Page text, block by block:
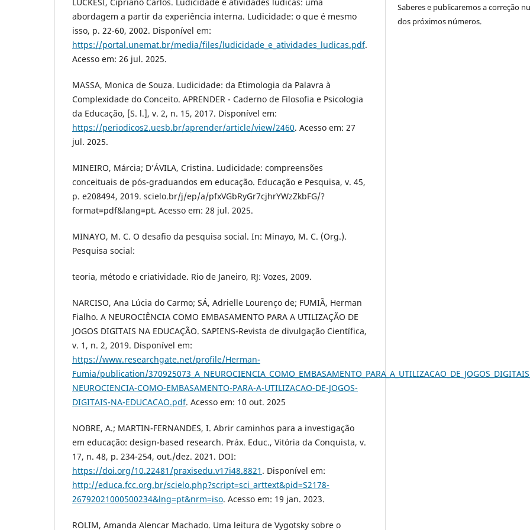
abordagem a partir da experiência interna. Ludicidade: o que é mesmo
isso, p. 22-60, 2002. Disponível em:
https://portal.unemat.br/media/files/ludicidade_e_atividades_ludicas.pdf.
Acesso em: 26 jul. 2025.
MASSA, Monica de Souza. Ludicidade: da Etimologia da Palavra à
Complexidade do Conceito. APRENDER - Caderno de Filosofia e Psicologia
da Educação, [S. l.], v. 2, n. 15, 2017. Disponível em:
https://periodicos2.uesb.br/aprender/article/view/2460. Acesso em: 27
jul. 2025.
MINEIRO, Márcia; D’ÁVILA, Cristina. Ludicidade: compreensões
conceituais de pós-graduandos em educação. Educação e Pesquisa, v. 45,
p. e208494, 2019. scielo.br/j/ep/a/pfxVGbRyGr7cjhrYWzZkbFG/?
format=pdf&lang=pt. Acesso em: 28 jul. 2025.
MINAYO, M. C. O desafio da pesquisa social. In: Minayo, M. C. (Org.).
Pesquisa social:
teoria, método e criatividade. Rio de Janeiro, RJ: Vozes, 2009.
NARCISO, Ana Lúcia do Carmo; SÁ, Adrielle Lourenço de; FUMIÃ, Herman
Fialho. A NEUROCIÊNCIA COMO EMBASAMENTO PARA A UTILIZAÇÃO DE
JOGOS DIGITAIS NA EDUCAÇÃO. SAPIENS-Revista de divulgação Científica,
v. 1, n. 2, 2019. Disponível em:
https://www.researchgate.net/profile/Herman-
Fumia/publication/
NEUROCIENCIA-COMO-EMBASAMENTO-PARA-A-UTILIZACAO-DE-JOGOS-
DIGITAIS-NA-EDUCACAO.pdf. Acesso em: 10 out. 2025
NOBRE, A.; MARTIN-FERNANDES, I. Abrir caminhos para a investigação
em educação: design-based research. Práx. Educ., Vitória da Conquista, v.
17, n. 48, p. 234-254, out./dez. 2021. DOI:
https://doi.org/10.22481/praxisedu.v17i48.8821 . Disponível em:
http://educa.fcc.org.br/scielo.php?script=sci_arttext&pid=S2178-
26792021000500234&lng=pt&nrm=iso. Acesso em: 19 jan. 2023.
ROLIM, Amanda Alencar Machado. Uma leitura de Vygotsky sobre o
Saberes e publicaremos a correção
dos próximos números.